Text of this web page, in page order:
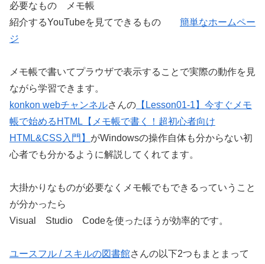
必要なもの メモ帳
紹介するYouTubeを見てできるもの 簡単なホームペー
ジ
メモ帳で書いてプラウザで表示することで実際の動作を見
ながら学習できます。
konkon webチャンネルさんの 【Lesson01-1】今すぐメモ
帳で始めるHTML【メモ帳で書く！超初心者向け
HTML&CSS入門】 がWindowsの操作自体も分からない初
心者でも分かるように解説してくれてます。
大掛かりなものが必要なくメモ帳でもできるっていうこと
が分かったら
Visual Studio Codeを使ったほうが効率的です。
ユースフル / スキルの図書館さんの以下2つもまとまって